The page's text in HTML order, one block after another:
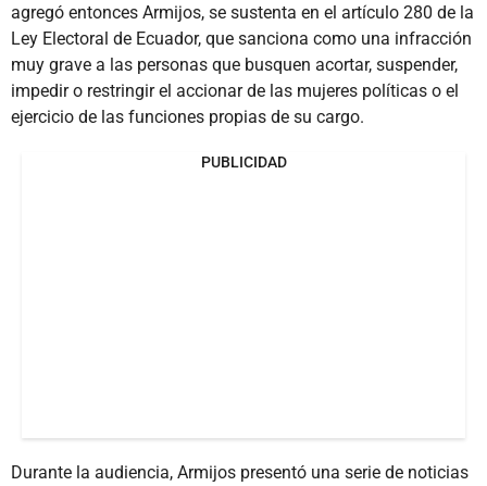
agregó entonces Armijos, se sustenta en el artículo 280 de la
Ley Electoral de Ecuador, que sanciona como una infracción
muy grave a las personas que busquen acortar, suspender,
impedir o restringir el accionar de las mujeres políticas o el
ejercicio de las funciones propias de su cargo.
PUBLICIDAD
Durante la audiencia, Armijos presentó una serie de noticias